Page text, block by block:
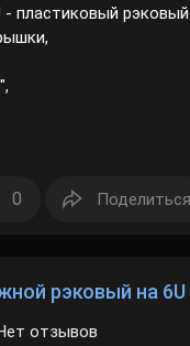
- пластиковый рэковый
0 Поделиться
рэковый на 6U
отзывов